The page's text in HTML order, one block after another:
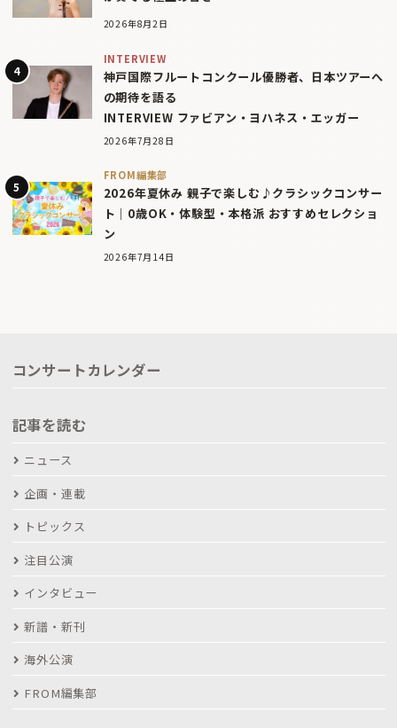
2026年8月2日
INTERVIEW
神戸国際フルートコンクール優勝者、日本ツアーへ
の期待を語る
INTERVIEW ファビアン・ヨハネス・エッガー
2026年7月28日
FROM編集部
2026年夏休み 親子で楽しむ♪クラシックコンサー
ト｜0歳OK・体験型・本格派 おすすめセレクショ
ン
2026年7月14日
コンサートカレンダー
記事を読む
ニュース
企画・連載
トピックス
注目公演
インタビュー
新譜・新刊
海外公演
FROM編集部